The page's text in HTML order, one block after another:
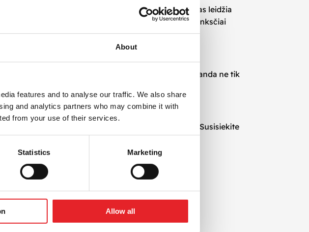
About
features and to analyse our traffic. We also share
and analytics partners who may combine it with
from your use of their services.
Statistics Marketing
Allow all
pagal tam tikrus vartotojo veiksmus ar sąlygas leidžia
paspaudimų bei konversijų duomenis, galime lanksčiai
yra pagrindas tvariam augimui. Mūsų ekspertų komanda ne tik
analizės iki rezultatų interpretavimo.
Jums būtina aiški ir efektyvi
. Susisiekite
rezultatus.